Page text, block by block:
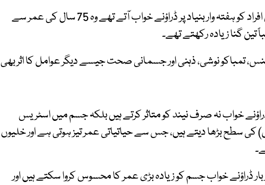
نتائج سے پتہ چلا کہ جن افراد کو ہفتہ وار بنیاد پر ڈراؤنے خواب آتے تھے وہ 75 سال کی عمر سے
تین گنا زیادہ رکھتے تھے۔
تمباکو نوشی، ذہنی اور جسمانی صحت جیسے دیگر عوامل کا اثر بھی
خواب نہ صرف نیند کو متاثر کرتے ہیں بلکہ جسم میں اسٹریس
کی سطح بڑھا دیتے ہیں، جس سے حیاتیاتی عمر تیز ہوتی ہے اور خلیوں
ڈراؤنے خواب جسم کو زیادہ بڑی عمر کا محسوس کروا سکتے ہیں اور